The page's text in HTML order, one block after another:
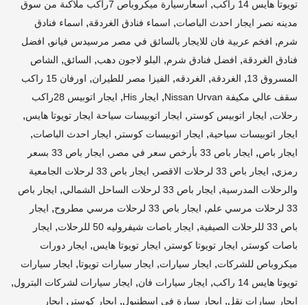
تويوتا هايس 14 راكب
,
اسعارسيارة ميكروباص 7راكب ملاكىة من سوق
مدينه نصر ايجار احدث الباصات, اسماء فنادق الغردقة, اسماء فنادق
شرم, افخم عربية فان للايجار بالسائق في مصر مرسيدس فيانو, افضل
فنادق الغردقة, افضل فنادق شرم, البلو لاجون دهب, السائق, الشاص
المسروق 13
, الغردقة, الغردقه, الفيزا مصر للطيران,
اورفان 15 راكب
سقف عالي مكيفة Nissan Urvan
, ايجار His ,
ايجار اتوبيس 28راكب
رحلات, ايجار اتوبيس كوستر , ايجار اتوبيسات سياحة ايجار تويوتا هايس,
ايجار اتوبيسات سياحية, ايجار اتوبيسات كوستر , ايجار احدث الباصات,
ايجار باص, ايجار باص 33 بأرخص سعر في مصر ,
ايجار باص 33 بسعر
رمزي, ايجار باص 33 لرحلات الاقصر ,
ايجار باص 33 لرحلات الجامعية
والرحلات المدرسية, ايجار باص 33 لرحلات الساحل الشمالي , ايجار باص
33 لرحلات مرسي علم
, ايجار باص 33 لرحلات مرسي مطروح , ايجار
باص 33 للرحلات الصيفية
, ايجار باصات شيفروليه 50 للرحلات , ايجار
باصات كوستر , ايجار تويوتا كوستر , ايجار تويوتا هايس, ايجار دورات
ميكروباص للشركات, ايجار سيارات, ايجار سيارات تويوتا, ايجار سيارات
تويوتا هايس 14 راكب
, ايجار سيارات فان, ايجار سيارات لشركات البترول,
ايجار سيارات نقل, ايجار سيارة في اسطنبول, ايجار كوستر , ايجار